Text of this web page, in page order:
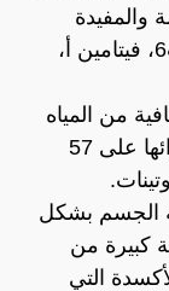
والمفيدة
للجسم مثل فيتامين ج، وفيتامين ب6، فيتامين أ،
من المياه
والألياف الغذائية، بالإضافة إلى احتوائها على 57
الجسم بشكل
كبيرة من
التي